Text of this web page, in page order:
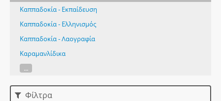
Καππαδοκία - Εκπαίδευση
Καππαδοκία - Ελληνισμός
Καππαδοκία - Λαογραφία
Καραμανλίδικα
...
Φίλτρα